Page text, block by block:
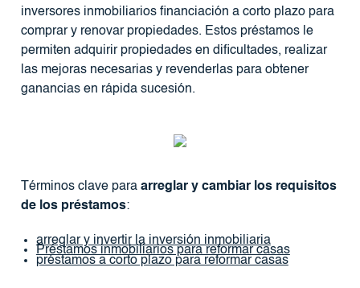
inversores inmobiliarios financiación a corto plazo para
comprar y renovar propiedades. Estos préstamos le
permiten adquirir propiedades en dificultades, realizar
las mejoras necesarias y revenderlas para obtener
ganancias en rápida sucesión.
Términos clave para arreglar y cambiar los requisitos
de los préstamos:
arreglar y invertir la inversión inmobiliaria
Préstamos inmobiliarios para reformar casas
préstamos a corto plazo para reformar casas